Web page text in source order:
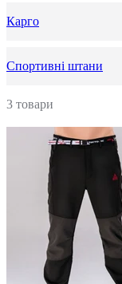
Карго
Спортивні штани
3 товари